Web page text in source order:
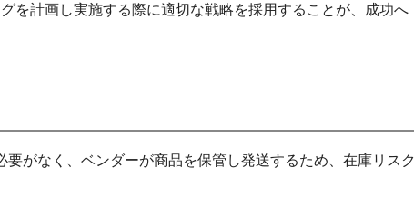
を計画し実施する際に適切な戦略を採用することが、成功へ
がなく、ベンダーが商品を保管し発送するため、在庫リスク